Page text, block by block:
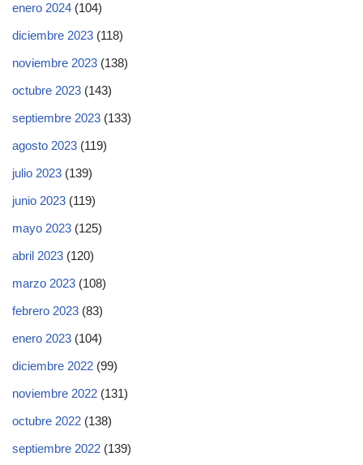
enero 2024 (104)
diciembre 2023 (118)
noviembre 2023 (138)
octubre 2023 (143)
septiembre 2023 (133)
agosto 2023 (119)
julio 2023 (139)
junio 2023 (119)
mayo 2023 (125)
abril 2023 (120)
marzo 2023 (108)
febrero 2023 (83)
enero 2023 (104)
diciembre 2022 (99)
noviembre 2022 (131)
octubre 2022 (138)
septiembre 2022 (139)